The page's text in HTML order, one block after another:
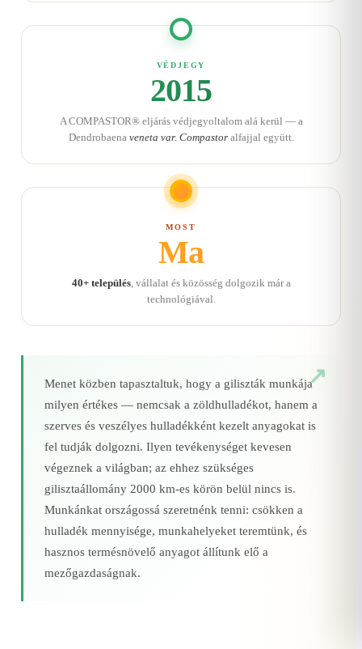
VÉDJEGY
2015
A COMPASTOR® eljárás védjegyoltalom alá kerül — a
Dendrobaena veneta var. Compastoralfajjal együtt.
MOST
Ma
40+ település, vállalat és közösség dolgozik már a
technológiával.
Menet közben tapasztaltuk, hogy a giliszták munkája
milyen értékes — nemcsak a zöldhulladékot, hanem a
szerves és veszélyes hulladékként kezelt anyagokat is
fel tudják dolgozni. Ilyen tevékenységet kevesen
végeznek a világban; az ehhez szükséges
gilisztaállomány 2000 km‑es körön belül nincs is.
Munkánkat országossá szeretnénk tenni: csökken a
hulladék mennyisége, munkahelyeket teremtünk, és
hasznos termésnövelő anyagot állítunk elő a
mezőgazdaságnak.